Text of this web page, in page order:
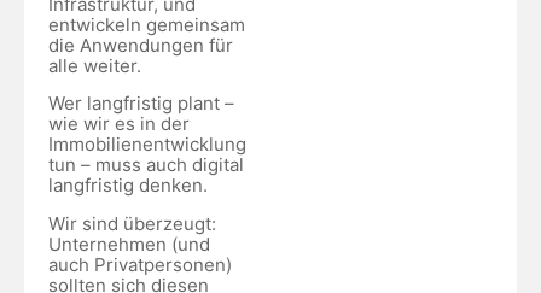
entwickeln gemeinsam
die Anwendungen für
alle weiter.
Wer langfristig plant –
wie wir es in der
Immobilienentwicklung
tun – muss auch digital
langfristig denken.
Wir sind überzeugt:
Unternehmen (und
auch Privatpersonen)
sollten sich diesen